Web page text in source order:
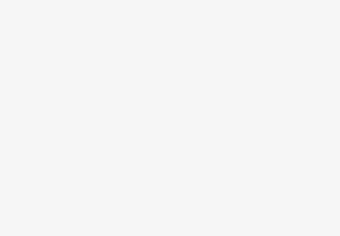
z prawnie uzasadnionych interesów realizowanych
sytuacją. W razie wniesienia sprzeciwu, administrator nie
podstaw do przetwarzania, nadrzędnych wobec interesów, praw
odbywa się na podstawie zgody osoby na przetwarzanie danych
Cofnięcie to nie ma wpływu na zgodność przetwarzania,
nadzorczego na niezgodne z prawem przetwarzanie
Urzędu Ochrony Danych Osobowych.
osobowe, podanie danych osobowych jest dobrowolne albo
podejmowaniu decyzji, w tym również profilowaniu.